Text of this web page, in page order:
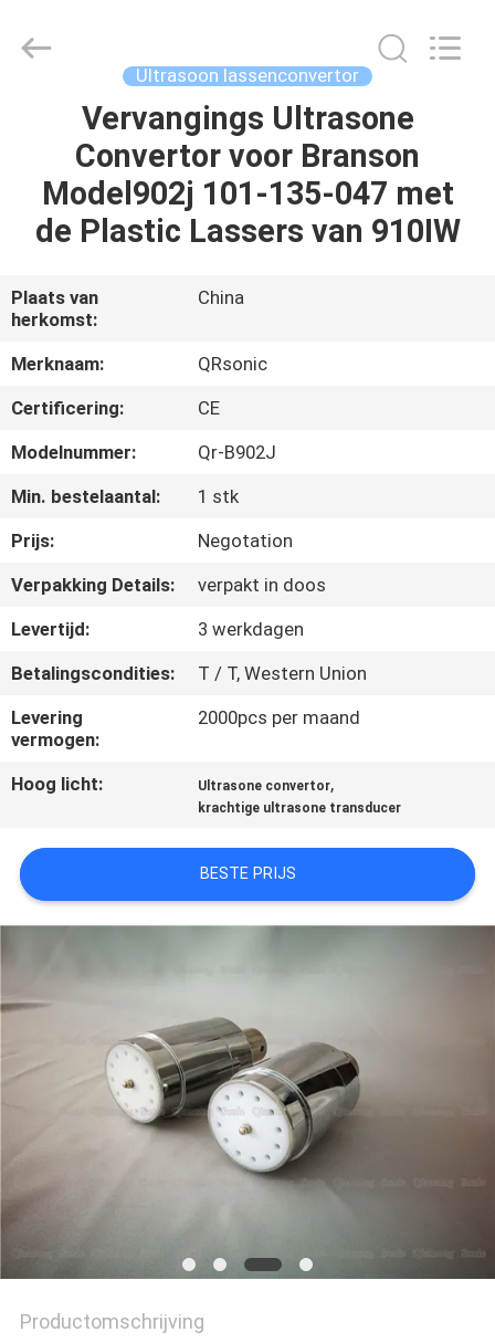
THUIS
PRODUCTEN
ONS
FABRIEKSTOCHT
KWALITEITSCONTROLE
NEEM
CONTACT
MET
ONS
OP
NIEUWS
GEVALLEN
AANVRAGEN
SITEMAP
PRIVACYBELEID
Equipment
Co.,Ltd.
Ultrasoon lassenconvertor
Vervangings Ultrasone
Convertor voor Branson
Model902j 101-135-047 met
de Plastic Lassers van 910IW
Plaats van
herkomst:
China
Merknaam:
QRsonic
Certificering:
CE
Modelnummer:
Qr-B902J
Min. bestelaantal:
1 stk
Prijs:
Negotation
Verpakking Details:
verpakt in doos
Levertijd:
3 werkdagen
Betalingscondities:
T / T, Western Union
Levering
vermogen:
2000pcs per maand
Hoog licht: Ultrasone convertor,
krachtige ultrasone transducer
BESTE PRIJS
Productomschrijving